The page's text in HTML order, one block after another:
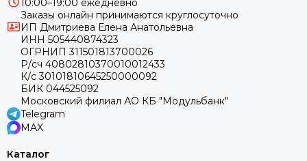
10:00–19:00 ежедневно
Заказы онлайн принимаются круглосуточно
ИП Дмитриева Елена Анатольевна
ИНН 505440874323
ОГРНИП 311501813700026
Р/сч 40802810370010012433
К/с 30101810645250000092
БИК 044525092
Московский филиал АО КБ "Модульбанк"
Telegram
MAX
Каталог